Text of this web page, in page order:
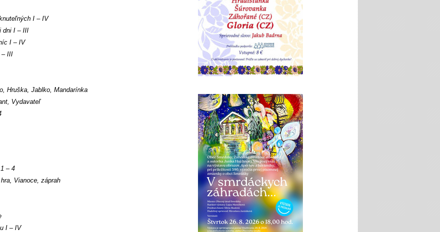
I – IV
dni I – III
I – IV
– III
Hruška, Jablko, Mandarínka
Vydavateľ
– 4
Vianoce, záprah
I – IV